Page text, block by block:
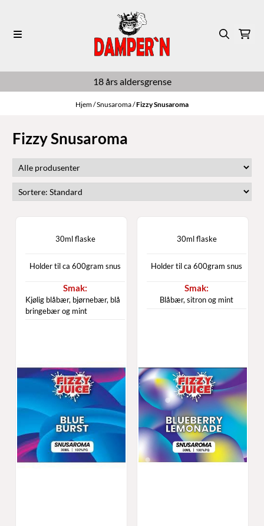
18 års aldersgrense
Hjem/Snusaroma/Fizzy Snusaroma
Fizzy Snusaroma
30ml flaske
Holder til ca 600gram snus
Kjølig blåbær, bjørnebær, blå
bringebær og mint
30ml flaske
Holder til ca 600gram snus
Blåbær, sitron og mint